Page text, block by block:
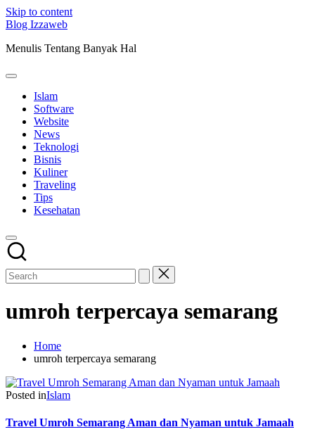
Skip to content
Blog Izzaweb
Menulis Tentang Banyak Hal
Islam
Software
Website
News
Teknologi
Bisnis
Kuliner
Traveling
Tips
Kesehatan
umroh terpercaya semarang
Home
umroh terpercaya semarang
Posted inIslam
Travel Umroh Semarang Aman dan Nyaman untuk Jamaah